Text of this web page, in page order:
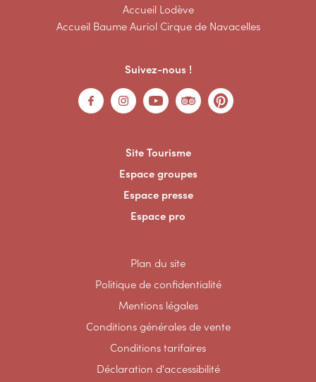
Accueil Lodève
Accueil Baume Auriol Cirque de Navacelles
Suivez-nous !
Site Tourisme
Espace groupes
Espace presse
Espace pro
Plan du site
Politique de confidentialité
Mentions légales
Conditions générales de vente
Conditions tarifaires
Déclaration d'accessibilité